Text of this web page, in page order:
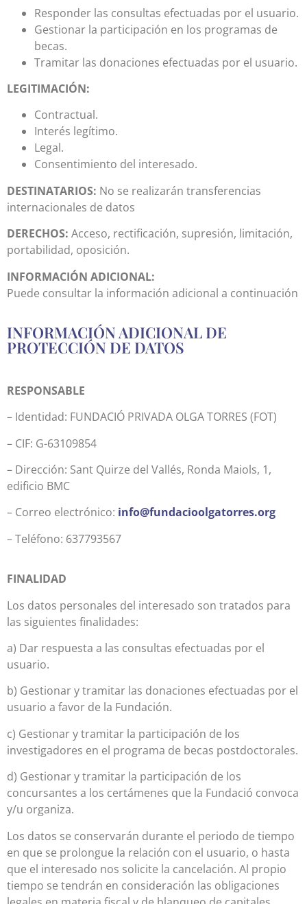
Responder las consultas efectuadas por el usuario.
Gestionar la participación en los programas de
becas.
Tramitar las donaciones efectuadas por el usuario.
LEGITIMACIÓN:
Contractual.
Interés legítimo.
Legal.
Consentimiento del interesado.
DESTINATARIOS: No se realizarán transferencias
internacionales de datos
DERECHOS: Acceso, rectificación, supresión, limitación,
portabilidad, oposición.
INFORMACIÓN ADICIONAL:
Puede consultar la información adicional a continuación
INFORMACIÓN ADICIONAL DE
PROTECCIÓN DE DATOS
RESPONSABLE
– Identidad: FUNDACIÓ PRIVADA OLGA TORRES (FOT)
– CIF: G-63109854
– Dirección: Sant Quirze del Vallés, Ronda Maiols, 1,
edificio BMC
– Correo electrónico: info@fundacioolgatorres.org
– Teléfono: 637793567
FINALIDAD
Los datos personales del interesado son tratados para
las siguientes finalidades:
a) Dar respuesta a las consultas efectuadas por el
usuario.
b) Gestionar y tramitar las donaciones efectuadas por el
usuario a favor de la Fundación.
c) Gestionar y tramitar la participación de los
investigadores en el programa de becas postdoctorales.
d) Gestionar y tramitar la participación de los
concursantes a los certámenes que la Fundació convoca
y/u organiza.
Los datos se conservarán durante el periodo de tiempo
en que se prolongue la relación con el usuario, o hasta
que el interesado nos solicite la cancelación. Al propio
tiempo se tendrán en consideración las obligaciones